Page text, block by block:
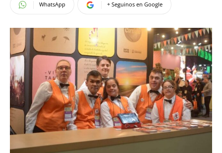
WhatsApp + Seguinos en Google